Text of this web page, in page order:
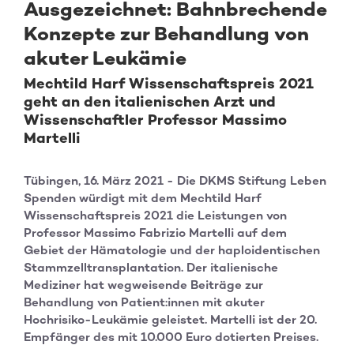
Ausgezeichnet: Bahnbrechende
Konzepte zur Behandlung von
akuter Leukämie
Mechtild Harf Wissenschaftspreis 2021
geht an den italienischen Arzt und
Wissenschaftler Professor Massimo
Martelli
Tübingen, 16. März 2021 - Die DKMS Stiftung Leben
Spenden würdigt mit dem Mechtild Harf
Wissenschaftspreis 2021 die Leistungen von
Professor Massimo Fabrizio Martelli auf dem
Gebiet der Hämatologie und der haploidentischen
Stammzelltransplantation. Der italienische
Mediziner hat wegweisende Beiträge zur
Behandlung von Patient:innen mit akuter
Hochrisiko-Leukämie geleistet. Martelli ist der 20.
Empfänger des mit 10.000 Euro dotierten Preises.